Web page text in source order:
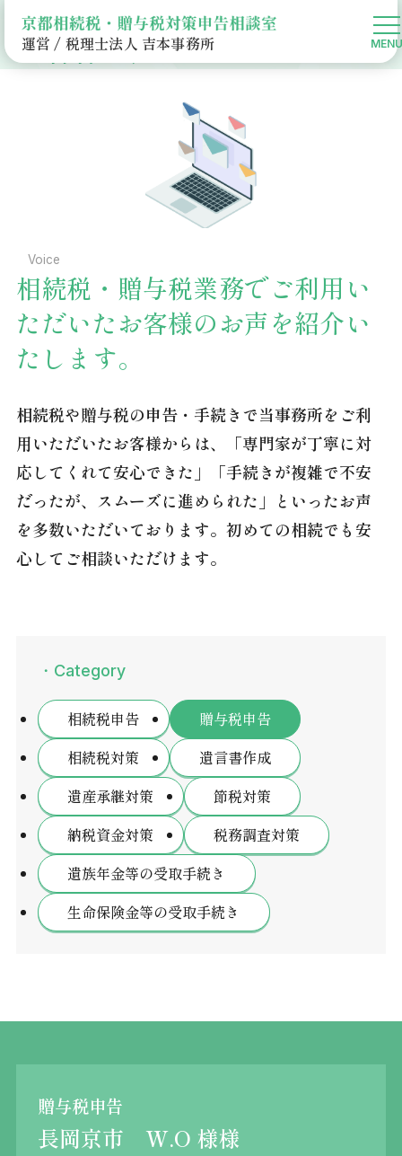
運営 / 税理士法人 吉本事務所
お客様の声
京都相続税・贈与税対策申告相談室HOME 贈与税申告
Voice
相続税・贈与税業務でご利用い
ただいたお客様のお声を紹介い
たします。
相続税や贈与税の申告・手続きで当事務所をご利
用いただいたお客様からは、「専門家が丁寧に対
応してくれて安心できた」「手続きが複雑で不安
だったが、スムーズに進められた」といったお声
を多数いただいております。初めての相続でも安
心してご相談いただけます。
・Category
相続税申告
贈与税申告
相続税対策
遺言書作成
遺産承継対策
節税対策
納税資金対策
税務調査対策
遺族年金等の受取手続き
生命保険金等の受取手続き
贈与税申告
長岡京市 W.O 様様